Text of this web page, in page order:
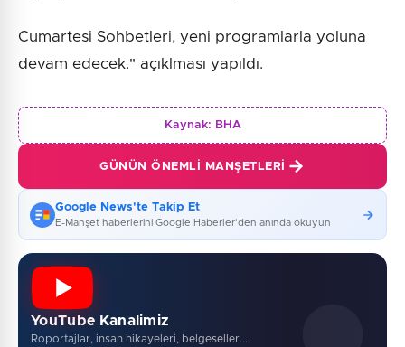
Cumartesi Sohbetleri, yeni programlarla yoluna
devam edecek." açıklması yapıldı.
Kaynak: BHA
GÜNÜN ÖNEMLI MANŞETLERI
Google News'te Takip Et
E-Manşet haberlerini Google Haberler'den anında okuyun
YouTube Kanalimiz
Roportajlar, insan hikayeleri, belgeseller...